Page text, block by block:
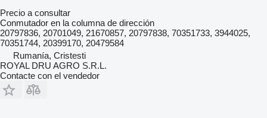
Precio a consultar
Conmutador en la columna de dirección
20797836, 20701049, 21670857, 20797838, 70351733, 3944025,
70351744, 20399170, 20479584
Rumanía, Cristesti
ROYAL DRU AGRO S.R.L.
Contacte con el vendedor